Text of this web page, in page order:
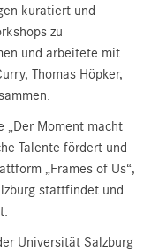
kuratiert und
zu
und arbeitete mit
Thomas Höpker,
„Der Moment macht
Talente fördert und
„Frames of Us“,
stattfindet und
Universität Salzburg